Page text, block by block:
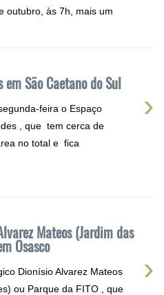
outubro, às 7h, mais um
em São Caetano do Sul
›
feira o Espaço
, que tem cerca de
no total e fica
Mateos (Jardim das
Osasco
›
Dionísio Alvarez Mateos
ou Parque da FITO , que